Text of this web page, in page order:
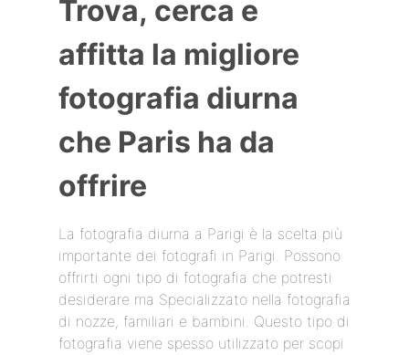
Trova, cerca e
affitta la migliore
fotografia diurna
che Paris ha da
offrire
La fotografia diurna a Parigi è la scelta più
importante dei fotografi in Parigi. Possono
offrirti ogni tipo di fotografia che potresti
desiderare ma Specializzato nella fotografia
di nozze, familiari e bambini. Questo tipo di
fotografia viene spesso utilizzato per scopi